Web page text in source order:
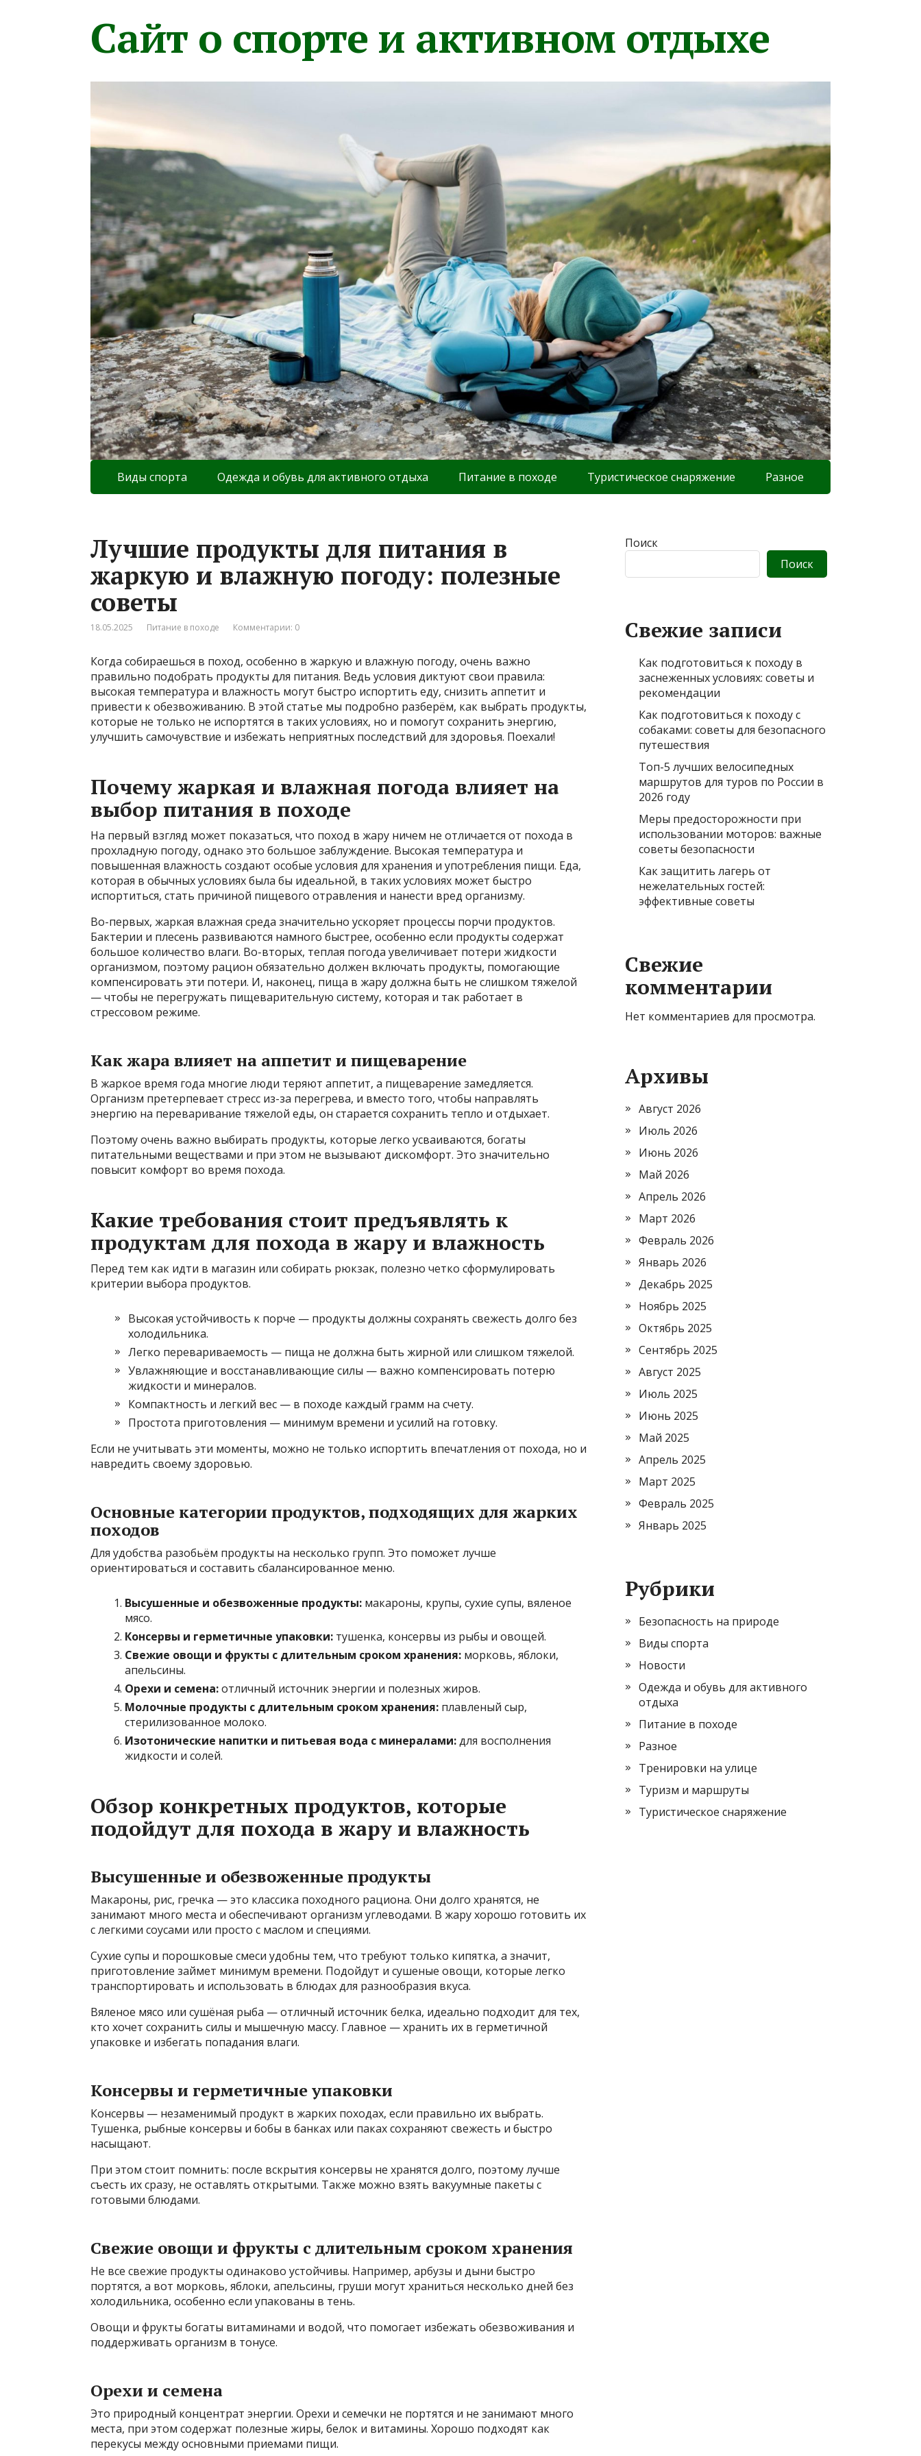
Сайт о спорте и активном отдыхе
Виды спорта Одежда и обувь для активного отдыха Питание в походе Туристическое снаряжение Разное
Лучшие продукты для питания в
жаркую и влажную погоду: полезные
советы
18.05.2025 Питание в походе Комментарии: 0
Когда собираешься в поход, особенно в жаркую и влажную погоду, очень важно
правильно подобрать продукты для питания. Ведь условия диктуют свои правила:
высокая температура и влажность могут быстро испортить еду, снизить аппетит и
привести к обезвоживанию. В этой статье мы подробно разберём, как выбрать продукты,
которые не только не испортятся в таких условиях, но и помогут сохранить энергию,
улучшить самочувствие и избежать неприятных последствий для здоровья. Поехали!
Почему жаркая и влажная погода влияет на
выбор питания в походе
На первый взгляд может показаться, что поход в жару ничем не отличается от похода в
прохладную погоду, однако это большое заблуждение. Высокая температура и
повышенная влажность создают особые условия для хранения и употребления пищи. Еда,
которая в обычных условиях была бы идеальной, в таких условиях может быстро
испортиться, стать причиной пищевого отравления и нанести вред организму.
Во-первых, жаркая влажная среда значительно ускоряет процессы порчи продуктов.
Бактерии и плесень развиваются намного быстрее, особенно если продукты содержат
большое количество влаги. Во-вторых, теплая погода увеличивает потери жидкости
организмом, поэтому рацион обязательно должен включать продукты, помогающие
компенсировать эти потери. И, наконец, пища в жару должна быть не слишком тяжелой
— чтобы не перегружать пищеварительную систему, которая и так работает в
стрессовом режиме.
Как жара влияет на аппетит и пищеварение
В жаркое время года многие люди теряют аппетит, а пищеварение замедляется.
Организм претерпевает стресс из-за перегрева, и вместо того, чтобы направлять
энергию на переваривание тяжелой еды, он старается сохранить тепло и отдыхает.
Поэтому очень важно выбирать продукты, которые легко усваиваются, богаты
питательными веществами и при этом не вызывают дискомфорт. Это значительно
повысит комфорт во время похода.
Какие требования стоит предъявлять к
продуктам для похода в жару и влажность
Перед тем как идти в магазин или собирать рюкзак, полезно четко сформулировать
критерии выбора продуктов.
Высокая устойчивость к порче — продукты должны сохранять свежесть долго без
холодильника.
Легко перевариваемость — пища не должна быть жирной или слишком тяжелой.
Увлажняющие и восстанавливающие силы — важно компенсировать потерю
жидкости и минералов.
Компактность и легкий вес — в походе каждый грамм на счету.
Простота приготовления — минимум времени и усилий на готовку.
Если не учитывать эти моменты, можно не только испортить впечатления от похода, но и
навредить своему здоровью.
Основные категории продуктов, подходящих для жарких
походов
Для удобства разобьём продукты на несколько групп. Это поможет лучше
ориентироваться и составить сбалансированное меню.
Высушенные и обезвоженные продукты: макароны, крупы, сухие супы, вяленое
мясо.
Консервы и герметичные упаковки: тушенка, консервы из рыбы и овощей.
Свежие овощи и фрукты с длительным сроком хранения: морковь, яблоки,
апельсины.
Орехи и семена:отличный источник энергии и полезных жиров.
Молочные продукты с длительным сроком хранения: плавленый сыр,
стерилизованное молоко.
Изотонические напитки и питьевая вода с минералами:для восполнения
жидкости и солей.
Обзор конкретных продуктов, которые
подойдут для похода в жару и влажность
Высушенные и обезвоженные продукты
Макароны, рис, гречка — это классика походного рациона. Они долго хранятся, не
занимают много места и обеспечивают организм углеводами. В жару хорошо готовить их
с легкими соусами или просто с маслом и специями.
Сухие супы и порошковые смеси удобны тем, что требуют только кипятка, а значит,
приготовление займет минимум времени. Подойдут и сушеные овощи, которые легко
транспортировать и использовать в блюдах для разнообразия вкуса.
Вяленое мясо или сушёная рыба — отличный источник белка, идеально подходит для тех,
кто хочет сохранить силы и мышечную массу. Главное — хранить их в герметичной
упаковке и избегать попадания влаги.
Консервы и герметичные упаковки
Консервы — незаменимый продукт в жарких походах, если правильно их выбрать.
Тушенка, рыбные консервы и бобы в банках или паках сохраняют свежесть и быстро
насыщают.
При этом стоит помнить: после вскрытия консервы не хранятся долго, поэтому лучше
съесть их сразу, не оставлять открытыми. Также можно взять вакуумные пакеты с
готовыми блюдами.
Свежие овощи и фрукты с длительным сроком хранения
Не все свежие продукты одинаково устойчивы. Например, арбузы и дыни быстро
портятся, а вот морковь, яблоки, апельсины, груши могут храниться несколько дней без
холодильника, особенно если упакованы в тень.
Овощи и фрукты богаты витаминами и водой, что помогает избежать обезвоживания и
поддерживать организм в тонусе.
Орехи и семена
Это природный концентрат энергии. Орехи и семечки не портятся и не занимают много
места, при этом содержат полезные жиры, белок и витамины. Хорошо подходят как
перекусы между основными приемами пищи.
Поиск
Поиск
Свежие записи
Как подготовиться к походу в
заснеженных условиях: советы и
рекомендации
Как подготовиться к походу с
собаками: советы для безопасного
путешествия
Топ-5 лучших велосипедных
маршрутов для туров по России в
2026 году
Меры предосторожности при
использовании моторов: важные
советы безопасности
Как защитить лагерь от
нежелательных гостей:
эффективные советы
Свежие
комментарии
Нет комментариев для просмотра.
Архивы
Август 2026
Июль 2026
Июнь 2026
Май 2026
Апрель 2026
Март 2026
Февраль 2026
Январь 2026
Декабрь 2025
Ноябрь 2025
Октябрь 2025
Сентябрь 2025
Август 2025
Июль 2025
Июнь 2025
Май 2025
Апрель 2025
Март 2025
Февраль 2025
Январь 2025
Рубрики
Безопасность на природе
Виды спорта
Новости
Одежда и обувь для активного
отдыха
Питание в походе
Разное
Тренировки на улице
Туризм и маршруты
Туристическое снаряжение